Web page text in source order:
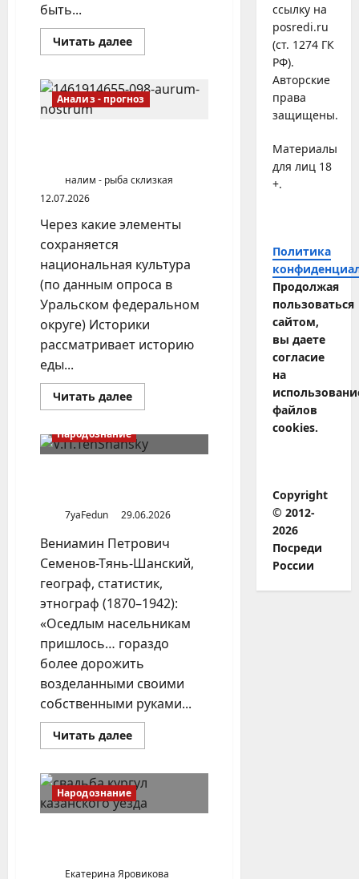
быть...
Читать далееПрочитать
больше
северного
характера:
край
—
по
воле
Анализ - прогноз
налим - рыба склизкая
12.07.2026
Через какие элементы
сохраняется
национальная культура
(по данным опроса в
Уральском федеральном
округе) Историки
рассматривает историю
еды...
Читать далееПрочитать
больше
кухня
как
Народознание
7yaFedun
29.06.2026
Вениамин Петрович
Семенов-Тянь-Шанский,
географ, статистик,
этнограф (1870–1942):
«Оседлым насельникам
пришлось… гораздо
более дорожить
возделанными своими
собственными руками...
Читать далееПрочитать
больше
оседлых
и
кочевых
народов
Народознание
Екатерина Яровикова
ссылку на
posredi.ru
(ст. 1274 ГК
РФ).
Авторские
права
защищены.
Материалы
для лиц 18
+.
Политика
Продолжая
пользоваться
сайтом,
вы даете
согласие
на
файлов
cookies.
Copyright
© 2012-
2026
Посреди
России